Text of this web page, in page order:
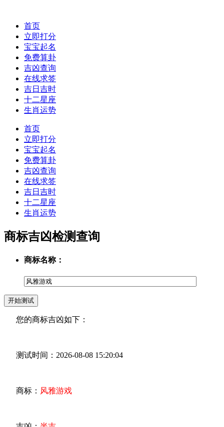
首页
立即打分
宝宝起名
免费算卦
吉凶查询
在线求签
吉日吉时
十二星座
生肖运势
首页
立即打分
宝宝起名
免费算卦
吉凶查询
在线求签
吉日吉时
十二星座
生肖运势
商标吉凶检测查询
商标名称：
您的商标吉凶如下：
测试时间：2026-08-08 15:20:04
商标： 风雅游戏